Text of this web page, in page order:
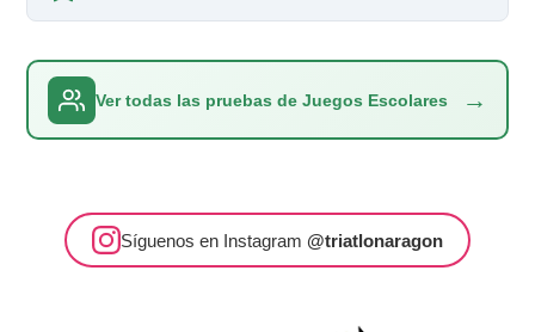
Ver todas las pruebas de Juegos Escolares →
Síguenos en Instagram @triatlonaragon